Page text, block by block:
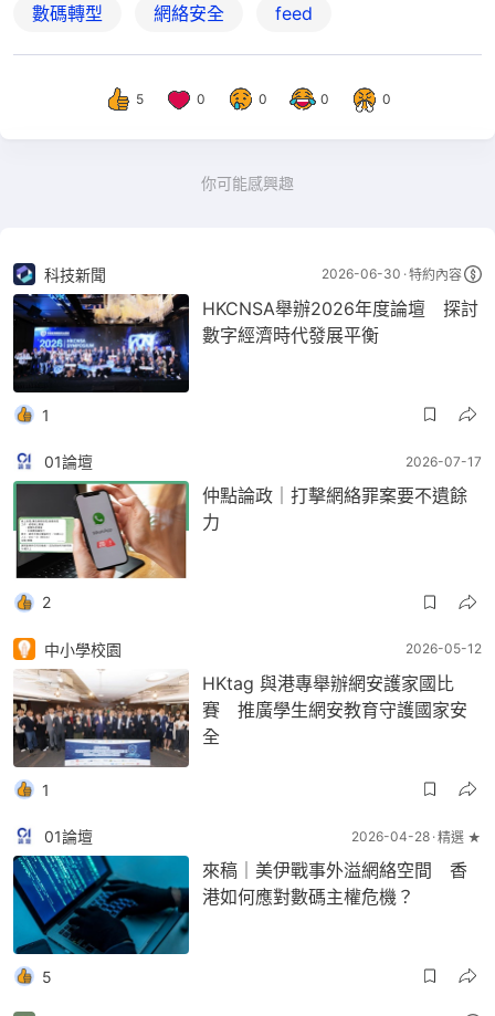
數碼轉型 網絡安全 feed
5 0 0 0 0
你可能感興趣
科技新聞 2026-06-30 特約內容
HKCNSA舉辦2026年度論壇 探討
數字經濟時代發展平衡
1
01論壇 2026-07-17
仲點論政｜打擊網絡罪案要不遺餘
力
2
中小學校園 2026-05-12
HKtag 與港專舉辦網安護家國比
賽 推廣學生網安教育守護國家安
全
1
01論壇 2026-04-28 精選 ★
來稿｜美伊戰事外溢網絡空間 香
港如何應對數碼主權危機？
5